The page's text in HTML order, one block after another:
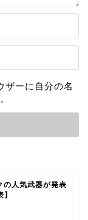
ザーに自分の名
の人気武器が発表